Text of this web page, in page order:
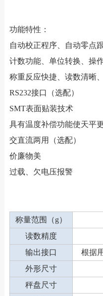
功能特性：
自动校正程序、自动零点
计数功能、单位转换、操
称重反应快捷、读数清晰
RS232接口（选配）
SMT表面贴装技术
具有温度补偿功能使天平
交直流两用（选配）
价廉物美
过载、欠电压报警
称量范围（g）
读数精度
输出接口
根据
外形尺寸
秤盘尺寸